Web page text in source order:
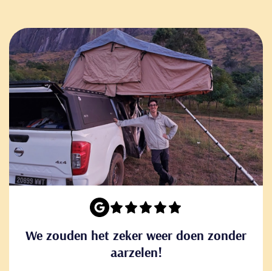
We zouden het zeker weer doen zonder
aarzelen!